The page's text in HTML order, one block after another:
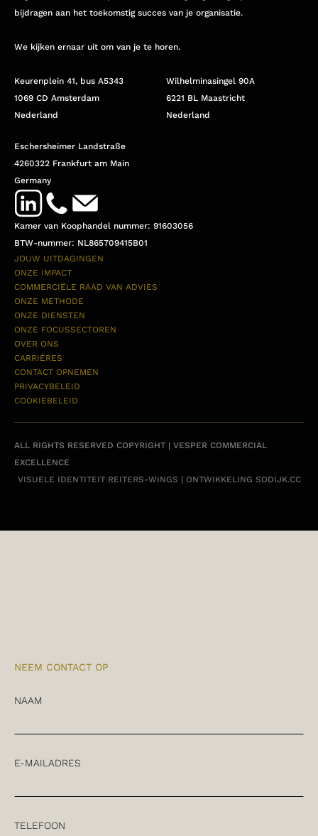
bijdragen aan het toekomstig succes van je organisatie.
We kijken ernaar uit om van je te horen.
Keurenplein 41, bus A5343
1069 CD Amsterdam
Nederland
Wilhelminasingel 90A
6221 BL Maastricht
Nederland
Eschersheimer Landstraße
4260322 Frankfurt am Main
Germany
Kamer van Koophandel nummer: 91603056
BTW-nummer: NL865709415B01
JOUW UITDAGINGEN
ONZE IMPACT
COMMERCIËLE RAAD VAN ADVIES
ONZE METHODE
ONZE DIENSTEN
ONZE FOCUSSECTOREN
OVER ONS
CARRIÈRES
CONTACT OPNEMEN
PRIVACYBELEID
COOKIEBELEID
ALL RIGHTS RESERVED COPYRIGHT | VESPER COMMERCIAL
EXCELLENCE
VISUELE IDENTITEIT REITERS-WINGS | ONTWIKKELING SODIJK.CC
NEEM CONTACT OP
NAAM
E-MAILADRES
TELEFOON